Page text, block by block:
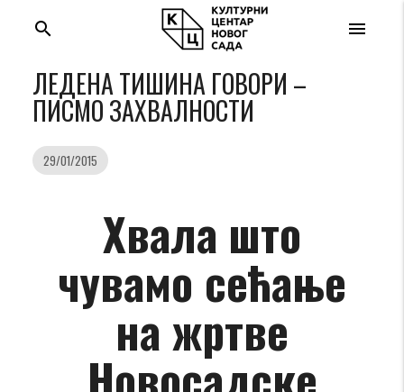
menu
search
ЛЕДЕНА ТИШИНА ГОВОРИ –
ПИСМО ЗАХВАЛНОСТИ
29/01/2015
Хвала што
чувамо сећање
на жртве
Новосадске